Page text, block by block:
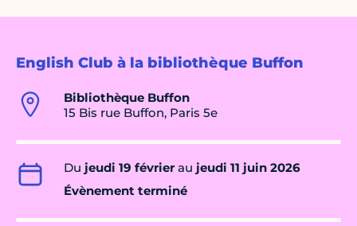
English Club à la bibliothèque Buffon
Bibliothèque Buffon
15 Bis rue Buffon, Paris 5e
Du jeudi 19 févrierau jeudi 11 juin 2026
Évènement terminé